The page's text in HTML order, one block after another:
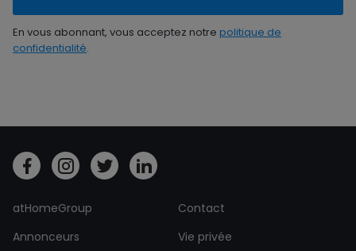
En vous abonnant, vous acceptez notre politique de
confidentialité.
atHomeGroup
Contact
Annonceurs
Vie privée